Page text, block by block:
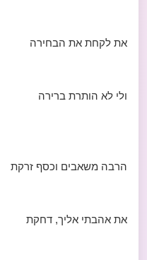
את לקחת את הבחירה
ולי לא הותרת ברירה
הרבה משאבים וכסף זרקת
את אהבתי אליך, דחקת